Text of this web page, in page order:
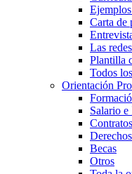
Carta de
Las
Plantilla
Todos
Orientación
Salario e
Becas
Otros